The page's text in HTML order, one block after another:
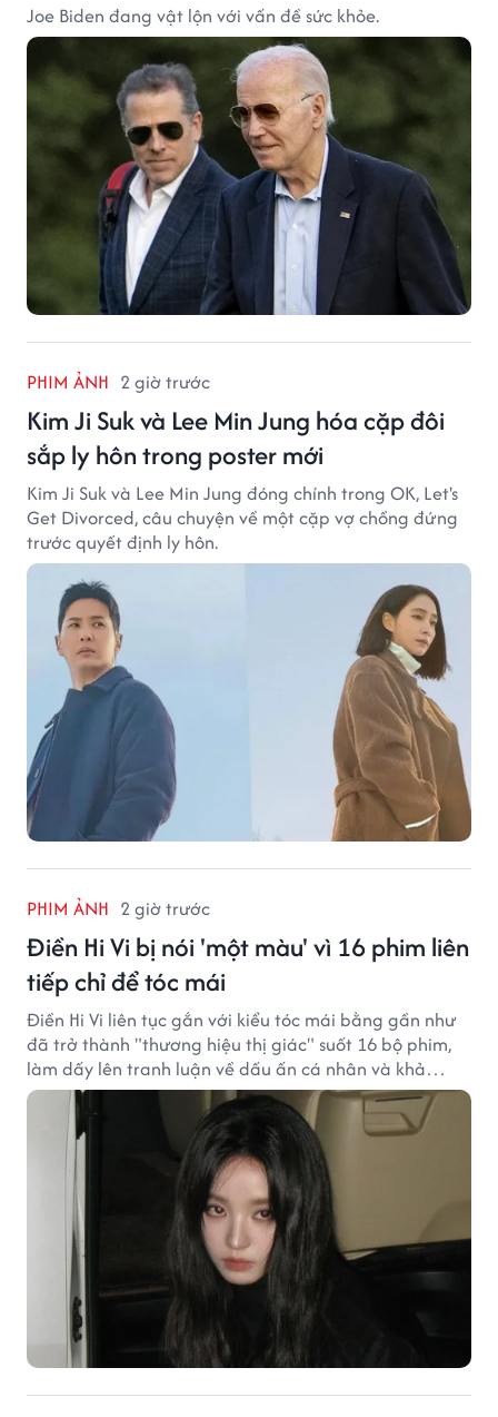
Joe Biden đang vật lộn với vấn đề sức khỏe.
PHIM ẢNH 2 giờ trước
Kim Ji Suk và Lee Min Jung hóa cặp đôi
sắp ly hôn trong poster mới
Kim Ji Suk và Lee Min Jung đóng chính trong OK, Let's
Get Divorced, câu chuyện về một cặp vợ chồng đứng
trước quyết định ly hôn.
PHIM ẢNH 2 giờ trước
Điền Hi Vi bị nói 'một màu' vì 16 phim liên
tiếp chỉ để tóc mái
Điền Hi Vi liên tục gắn với kiểu tóc mái bằng gần như
đã trở thành "thương hiệu thị giác" suốt 16 bộ phim,
làm dấy lên tranh luận về dấu ấn cá nhân và khả
năng biến hóa trên màn ảnh.